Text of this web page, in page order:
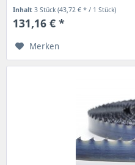
Inhalt3 Stück(43,72 € * / 1 Stück)
131,16 € *
Merken